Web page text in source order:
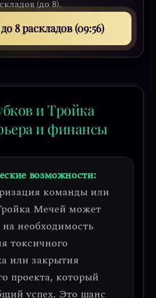
(до 8).
8 раскладов (09:53)
и Тройка
и финансы
возможности:
команды или
Мечей может
на необходимость
токсичного
или закрытия
проекта, который
успех. Это шанс